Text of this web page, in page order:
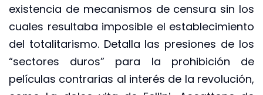
existencia de mecanismos de censura sin los
cuales resultaba imposible el establecimiento
del totalitarismo. Detalla las presiones de los
“sectores duros” para la prohibición de
películas contrarias al interés de la revolución,